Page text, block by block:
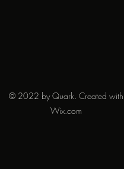
© 2022 by Quark. Created with
Wix.com